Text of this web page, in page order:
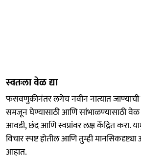
स्वतःला वेळ द्या
फसवणुकीनंतर लगेच नवीन नात्यात
समजून घेण्यासाठी आणि सांभाळण्यासाठी वेळ
आवडी, छंद आणि स्वप्नांवर लक्ष केंद्रित करा.
विचार स्पष्ट होतील आणि तुम्ही
आहात.